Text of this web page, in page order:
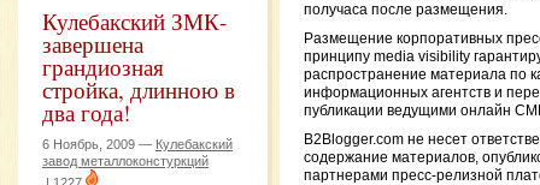
Кулебакский ЗМК-
завершена
грандиозная
стройка, длинною в
два года!
6 Ноябрь, 2009 — Кулебакский
завод металлоконстуркций
получаса после размещения.
Размещение корпоративных
принципу media visibility
распространение материала по
информационных агентств и
публикации ведущими онлайн
B2Blogger.com не несет
содержание материалов,
партнерами пресс-релизной